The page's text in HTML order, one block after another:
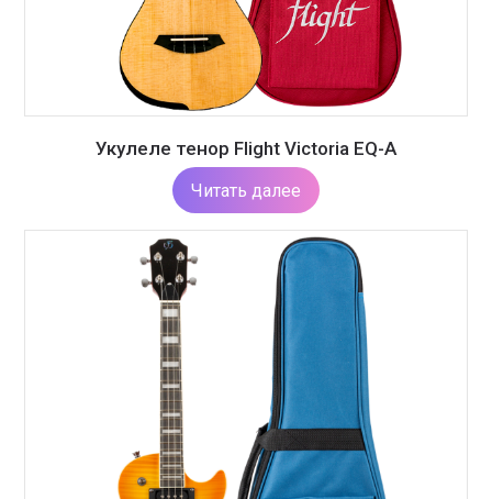
Укулеле тенор Flight Victoria EQ-A
Читать далее